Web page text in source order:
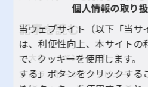
記事を読む
大会・イベント レポート
パラスポーツインタビュー
個人情報の取り
当ウェブサイト（以下「当サ
は、利便性向上、本サイト
で、クッキーを使用します。
する」ボタンをクリックする